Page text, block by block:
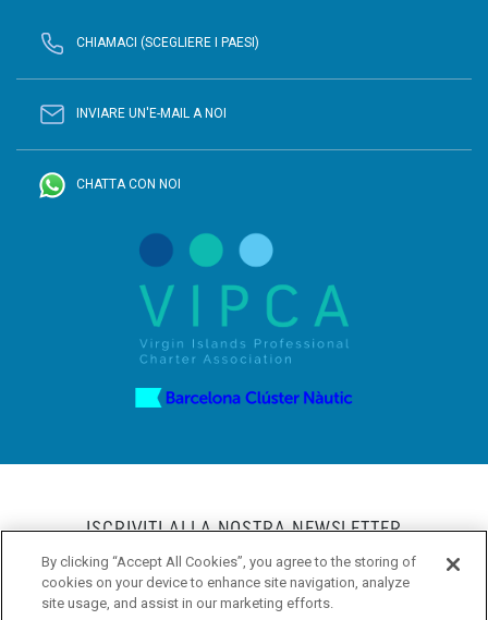
CHIAMACI (SCEGLIERE I PAESI)
INVIARE UN'E-MAIL A NOI
CHATTA CON NOI
ISCRIVITI ALLA NOSTRA NEWSLETTER
By clicking “Accept All Cookies”, you agree to the storing of
cookies on your device to enhance site navigation, analyze
site usage, and assist in our marketing efforts.